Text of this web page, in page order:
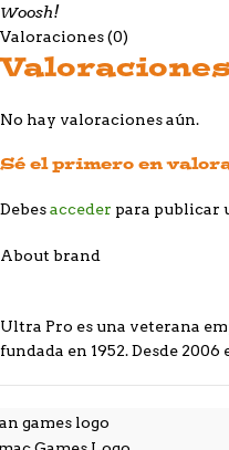
Woosh!
Valoraciones (0)
No hay valoraciones aún.
Sé el primero en
Debesacceder para publicar
About brand
Ultra Pro es una veterana
fundada en 1952. Desde